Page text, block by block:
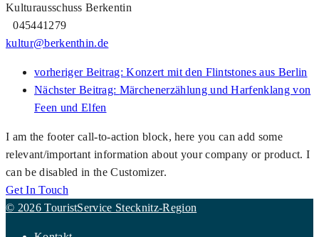
Kulturausschuss Berkentin
045441279
kultur@berkenthin.de
vorheriger Beitrag:Konzert mit den Flintstones aus Berlin
Nächster Beitrag: Märchenerzählung und Harfenklang von
Feen und Elfen
I am the footer call-to-action block, here you can add some
relevant/important information about your company or product. I
can be disabled in the Customizer.
Get In Touch
© 2026 TouristService Stecknitz-Region